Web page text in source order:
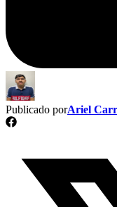
Publicado porAriel